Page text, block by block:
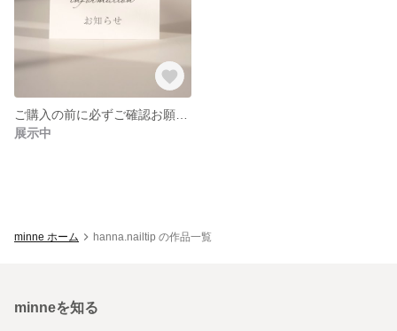
展示中
minne ホーム hanna.nailtip の作品一覧
minneを知る